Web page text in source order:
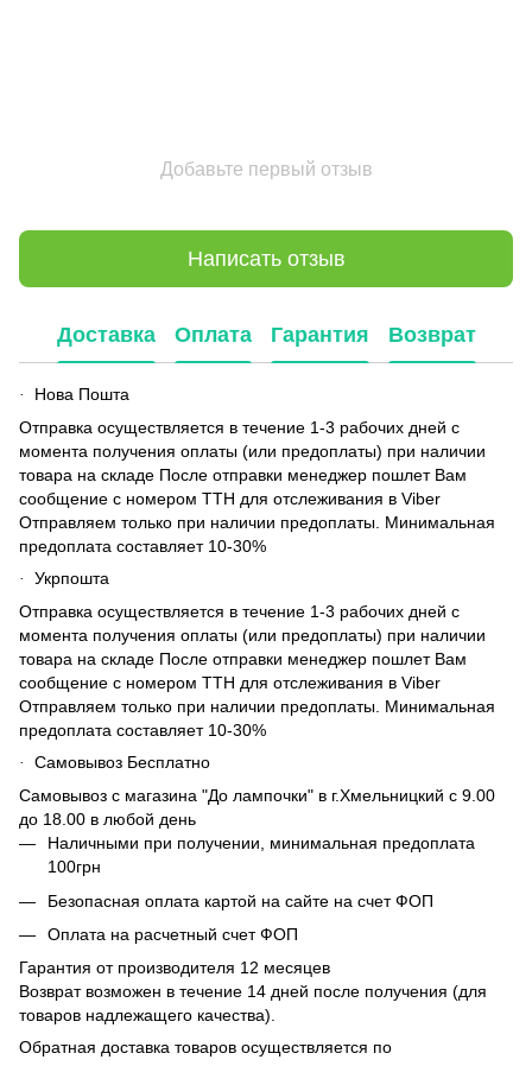
Добавьте первый отзыв
Написать отзыв
Доставка Оплата Гарантия Возврат
·
Нова Пошта
Отправка осуществляется в течение 1-3 рабочих дней с
момента получения оплаты (или предоплаты) при наличии
товара на складе После отправки менеджер пошлет Вам
сообщение с номером ТТН для отслеживания в Viber
Отправляем только при наличии предоплаты. Минимальная
предоплата составляет 10-30%
·
Укрпошта
Отправка осуществляется в течение 1-3 рабочих дней с
момента получения оплаты (или предоплаты) при наличии
товара на складе После отправки менеджер пошлет Вам
сообщение с номером ТТН для отслеживания в Viber
Отправляем только при наличии предоплаты. Минимальная
предоплата составляет 10-30%
·
Самовывоз Бесплатно
Самовывоз с магазина "До лампочки" в г.Хмельницкий с 9.00
до 18.00 в любой день
Наличными при получении, минимальная предоплата
100грн
Безопасная оплата картой на сайте на счет ФОП
Оплата на расчетный счет ФОП
Гарантия от производителя 12 месяцев
Возврат возможен в течение 14 дней после получения (для
товаров надлежащего качества).
Обратная доставка товаров осуществляется по